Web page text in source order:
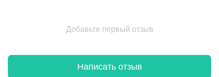
Добавьте первый отзыв
Написать отзыв